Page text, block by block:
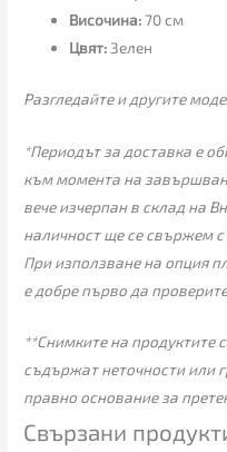
Височина:70 см
Цвят: Зелен
Разгледайте и другите
*Периодът за доставка е
към момента на
вече изчерпан в склад на
наличност ще се свържем с
При използване на опция
е добре първо да
**Снимките на
съдържат неточности или
правно основание за
Свързани